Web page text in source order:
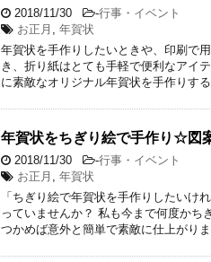
2018/11/30 -行事・イベント
お正月 , 年賀状
年賀状を手作りしたいときや、印刷で
き、折り紙はとても手軽で便利なアイ
に素敵なオリジナル年賀状を手作りす
年賀状をちぎり絵で手作り☆図
2018/11/30 -行事・イベント
お正月 , 年賀状
「ちぎり絵で年賀状を手作りしたい
っていませんか？ 私も今まで何度かち
つかめば意外と簡単で素敵に仕上がり